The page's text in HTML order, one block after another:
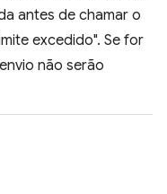
antes de chamar o
excedido". Se for
não serão